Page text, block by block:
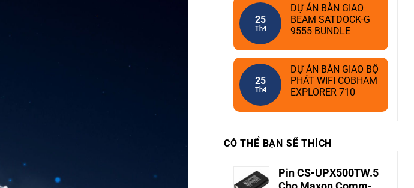
25
Th4
DỰ ÁN BÀN GIAO
BEAM SATDOCK-G
9555 BUNDLE
25
Th4
DỰ ÁN BÀN GIAO BỘ
PHÁT WIFI COBHAM
EXPLORER 710
CÓ THỂ BẠN SẼ THÍCH
Pin CS-UPX500TW.5